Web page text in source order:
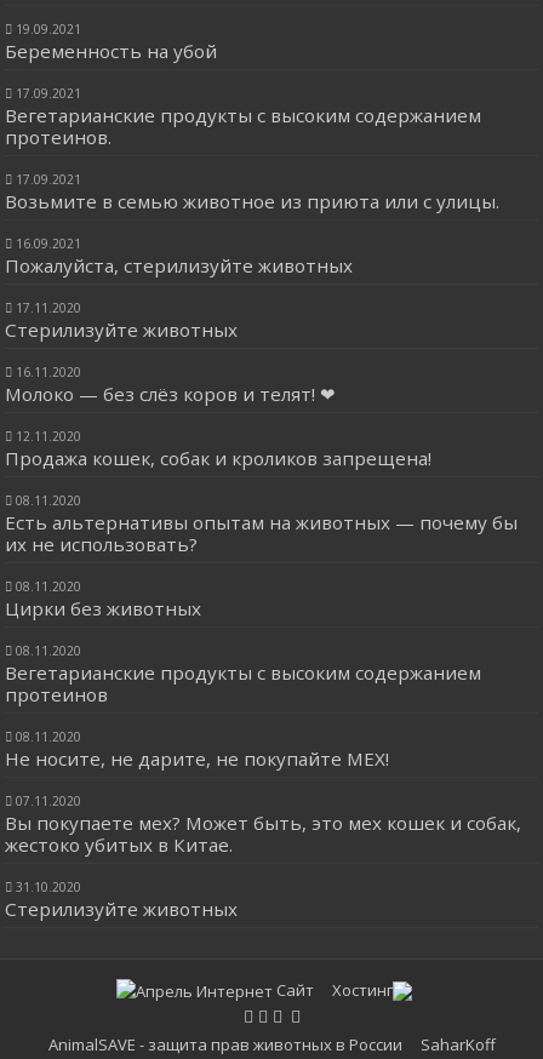
19.09.2021
Беременность на убой
17.09.2021
Вегетарианские продукты с высоким содержанием
протеинов.
17.09.2021
Возьмите в семью животное из приюта или с улицы.
16.09.2021
Пожалуйста, стерилизуйте животных
17.11.2020
Стерилизуйте животных
16.11.2020
Молоко — без слёз коров и телят! ❤
12.11.2020
Продажа кошек, собак и кроликов запрещена!
08.11.2020
Есть альтернативы опытам на животных — почему бы
их не использовать?
08.11.2020
Цирки без животных
08.11.2020
Вегетарианские продукты с высоким содержанием
протеинов
08.11.2020
Не носите, не дарите, не покупайте МЕХ!
07.11.2020
Вы покупаете мех? Может быть, это мех кошек и собак,
жестоко убитых в Китае.
31.10.2020
Стерилизуйте животных
Сайт Хостинг
AnimalSAVE - защита прав животных в России SaharKoff